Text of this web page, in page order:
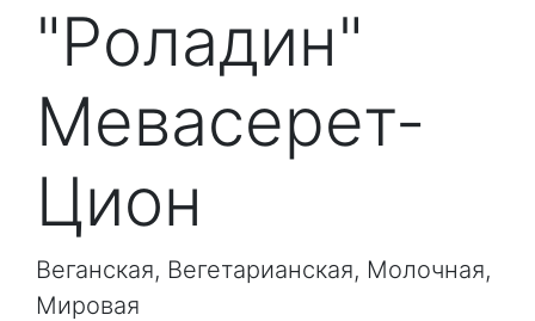
"Роладин"
Мевасерет-
Цион
Веганская, Вегетарианская, Молочная,
Мировая